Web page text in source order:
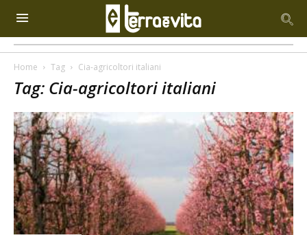
Home Tag Cia-agricoltori italiani
Tag: Cia-agricoltori italiani